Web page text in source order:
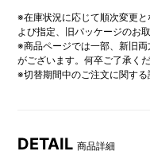
※在庫状況に応じて順次変更
よび指定、旧パッケージのお
※商品ページでは一部、新旧
がございます。何卒ご了承くだ
※切替期間中のご注文に関する
DETAIL商品詳細